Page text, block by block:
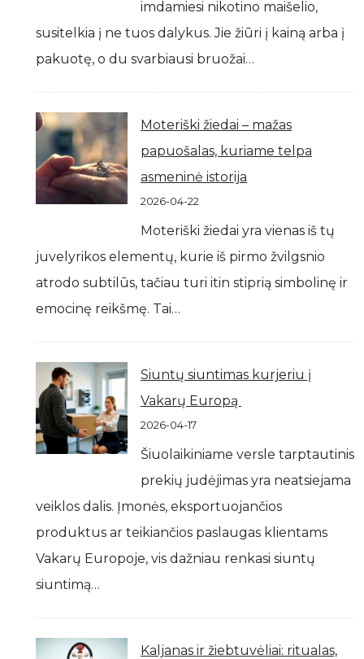
imdamiesi nikotino maišelio,
susitelkia į ne tuos dalykus. Jie žiūri į kainą arba į
pakuotę, o du svarbiausi bruožai…
Moteriški žiedai – mažas
papuošalas, kuriame telpa
asmeninė istorija
2026-04-22
Moteriški žiedai yra vienas iš tų
juvelyrikos elementų, kurie iš pirmo žvilgsnio
atrodo subtilūs, tačiau turi itin stiprią simbolinę ir
emocinę reikšmę. Tai…
Siuntų siuntimas kurjeriu į
Vakarų Europą
2026-04-17
Šiuolaikiniame versle tarptautinis
prekių judėjimas yra neatsiejama
veiklos dalis. Įmonės, eksportuojančios
produktus ar teikiančios paslaugas klientams
Vakarų Europoje, vis dažniau renkasi siuntų
siuntimą…
Kaljanas ir žiebtuvėliai: ritualas,